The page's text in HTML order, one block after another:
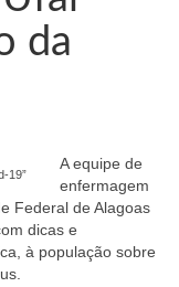
Contas
da
19”
A equipe de
enfermagem
Federal de Alagoas
dicas e
à população sobre